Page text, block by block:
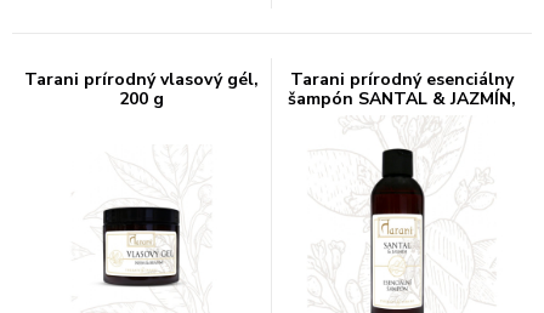
Tarani prírodný vlasový gél,
200 g
Tarani prírodný esenciálny
šampón SANTAL & JAZMÍN,
200 g